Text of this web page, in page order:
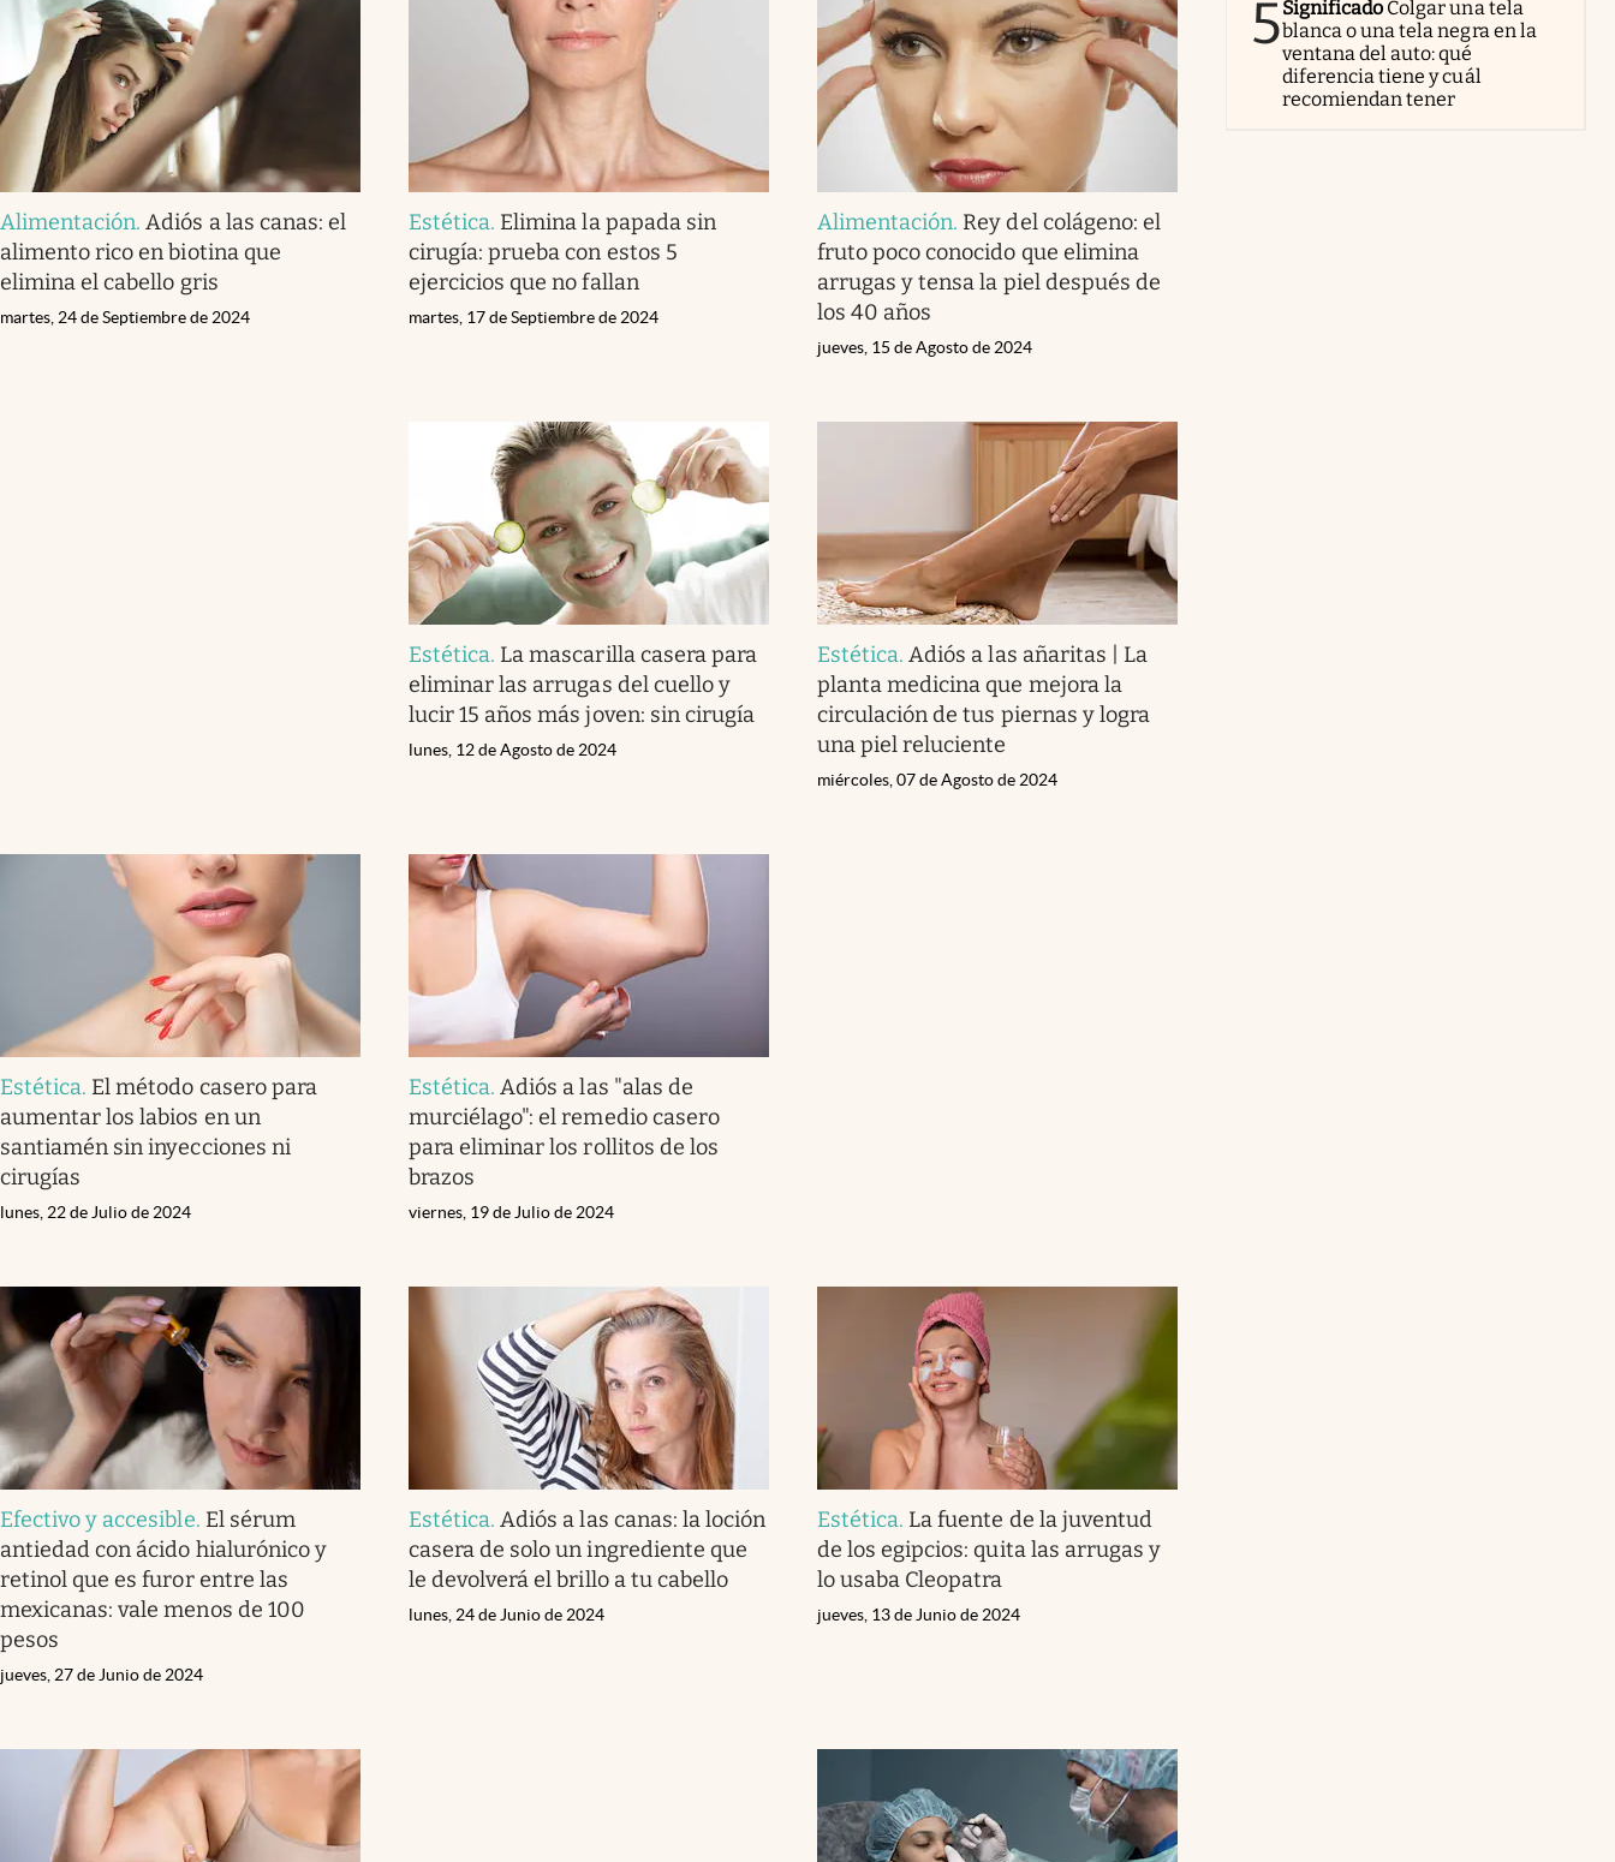
Alimentación.Adiós a las canas: el
alimento rico en biotina que
elimina el cabello gris
martes, 24 de Septiembre de 2024
Estética. Elimina la papada sin
cirugía: prueba con estos 5
ejercicios que no fallan
martes, 17 de Septiembre de 2024
Alimentación. Rey del colágeno: el
fruto poco conocido que elimina
arrugas y tensa la piel después de
los 40 años
jueves, 15 de Agosto de 2024
Estética. La mascarilla casera para
eliminar las arrugas del cuello y
lucir 15 años más joven: sin cirugía
lunes, 12 de Agosto de 2024
Estética.Adiós a las añaritas | La
planta medicina que mejora la
circulación de tus piernas y logra
una piel reluciente
miércoles, 07 de Agosto de 2024
Estética. El método casero para
aumentar los labios en un
santiamén sin inyecciones ni
cirugías
lunes, 22 de Julio de 2024
Estética.Adiós a las "alas de
murciélago": el remedio casero
para eliminar los rollitos de los
brazos
viernes, 19 de Julio de 2024
Efectivo y accesible. El sérum
antiedad con ácido hialurónico y
retinol que es furor entre las
mexicanas: vale menos de 100
pesos
jueves, 27 de Junio de 2024
Estética.Adiós a las canas: la loción
casera de solo un ingrediente que
le devolverá el brillo a tu cabello
lunes, 24 de Junio de 2024
Estética. La fuente de la juventud
de los egipcios: quita las arrugas y
lo usaba Cleopatra
jueves, 13 de Junio de 2024
5Significado Colgar una tela
blanca o una tela negra en la
ventana del auto: qué
diferencia tiene y cuál
recomiendan tener